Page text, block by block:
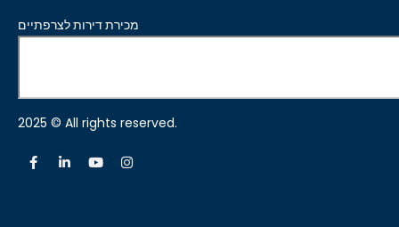
מכירת דירות לצרפתיים
2025 © All rights reserved.